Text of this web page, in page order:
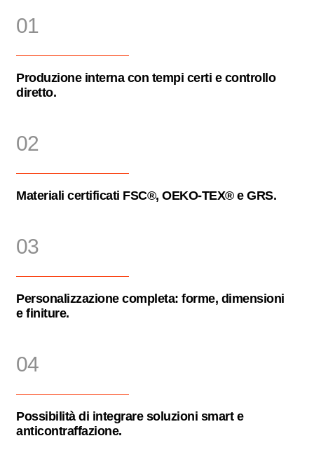
01
Produzione interna con tempi certi e controllo
diretto.
02
Materiali certificati FSC®, OEKO-TEX® e GRS.
03
Personalizzazione completa: forme, dimensioni
e finiture.
04
Possibilità di integrare soluzioni smart e
anticontraffazione.